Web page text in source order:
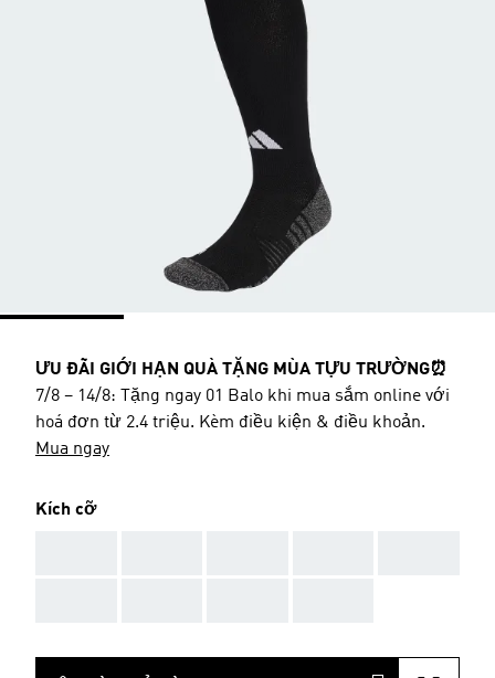
ƯU ĐÃI GIỚI HẠN QUÀ TẶNG MÙA TỰU TRƯỜNG⏰
7/8 – 14/8: Tặng ngay 01 Balo khi mua sắm online với
hoá đơn từ 2.4 triệu. Kèm điều kiện & điều khoản.
Mua ngay
Kích cỡ